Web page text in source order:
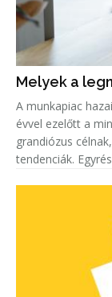
Melyek a
A munkapiac
évvel ezelőtt a
grandiózus
tendenciák.